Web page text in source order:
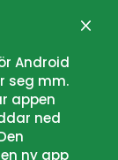
Android
seg mm.
appen
ned
ny app